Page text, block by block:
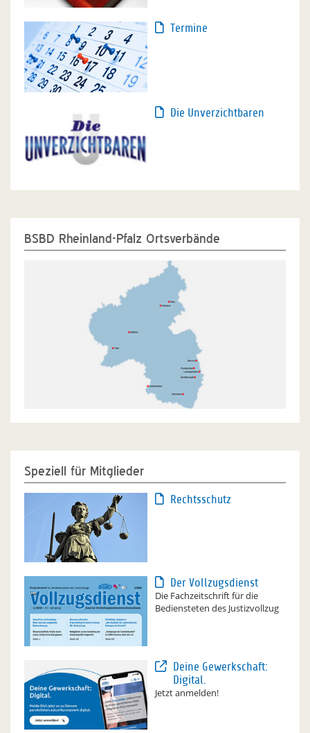
Termine
Die Unverzichtbaren
BSBD Rheinland-Pfalz Ortsverbände
Speziell für Mitglieder
Rechtsschutz
Der Vollzugsdienst
Die Fachzeitschrift für die
Bediensteten des Justizvollzug
Deine Gewerkschaft:
Digital.
Jetzt anmelden!